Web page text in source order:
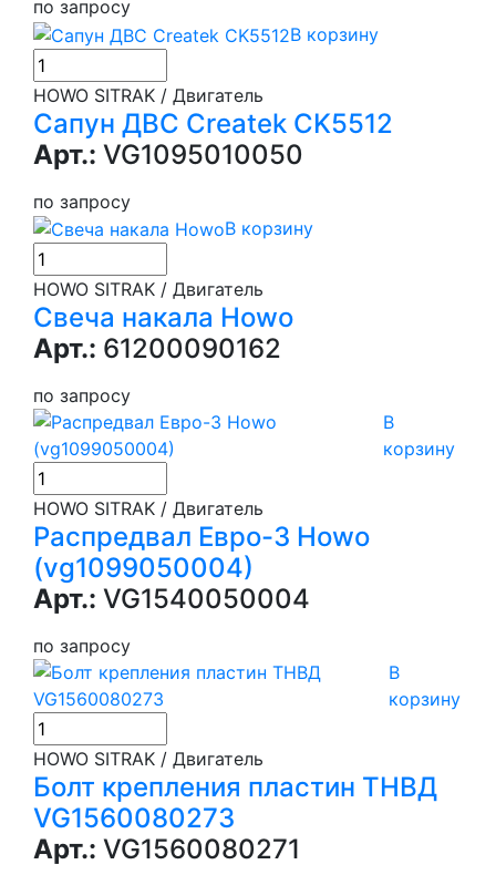
по запросу
В корзину
HOWO SITRAK / Двигатель
Сапун ДВС Createk CK5512
Арт.: VG1095010050
по запросу
В корзину
HOWO SITRAK / Двигатель
Свеча накала Howo
Арт.: 61200090162
по запросу
В
корзину
HOWO SITRAK / Двигатель
Распредвал Евро-3 Howo
(vg1099050004)
Арт.: VG1540050004
по запросу
В
корзину
HOWO SITRAK / Двигатель
Болт крепления пластин ТНВД
VG1560080273
Арт.: VG1560080271